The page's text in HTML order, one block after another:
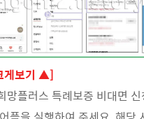
게보기 ▲]
망플러스 특례보증 비대면